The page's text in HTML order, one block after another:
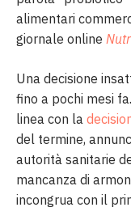
alimentari
giornale online
Una decisione
fino a pochi mesi
linea con la
del termine,
autorità sanitarie
mancanza di
incongrua con il